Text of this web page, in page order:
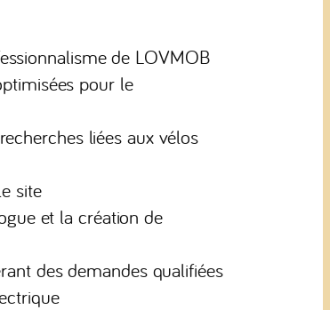
de LOVMOB
pour le
liées aux vélos
site
et la création de
des demandes qualifiées